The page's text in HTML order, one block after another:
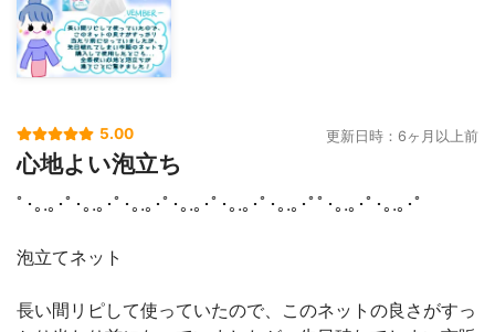
5.00 更新日時：6ヶ月以上前
心地よい泡立ち
ﾟ･｡.｡･ﾟ･｡.｡･ﾟ･｡.｡･ﾟ･｡.｡･ﾟ･｡.｡･ﾟ･｡.｡･ﾟﾟ･｡.｡･ﾟ･｡.｡･ﾟ
泡立てネット
長い間リピして使っていたので、このネットの良さがすっ